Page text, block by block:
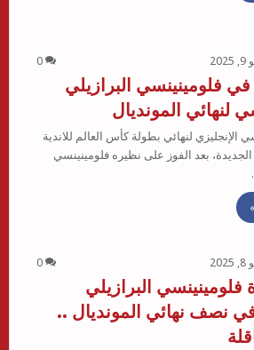
0
في فلومينينسي البرازيلي
لنهائي المونديال
لنهائي بطولة كأس العالم للاندية
الجديدة، بعد الفوز على نظيره فلومينينسي
0
فلومينينسي البرازيلي
نصف نهائي المونديال ..